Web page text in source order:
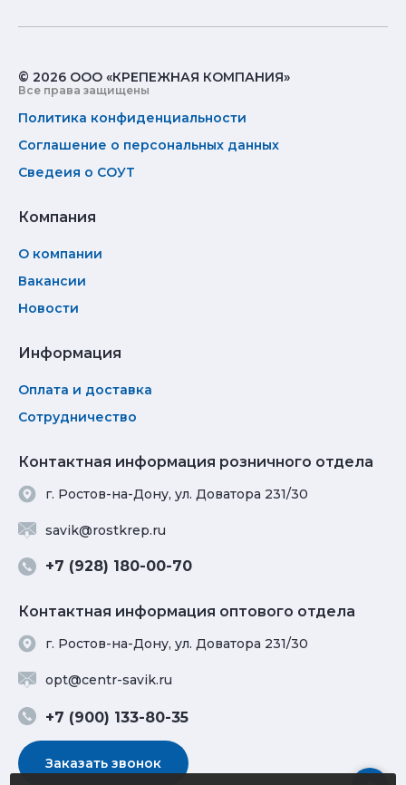
© 2026 ООО «КРЕПЕЖНАЯ КОМПАНИЯ»
Все права защищены
Политика конфиденциальности
Соглашение о персональных данных
Сведеия о СОУТ
Компания
О компании
Вакансии
Новости
Информация
Оплата и доставка
Сотрудничество
Контактная информация розничного отдела
г. Ростов-на-Дону, ул. Доватора 231/30
savik@rostkrep.ru
+7 (928) 180-00-70
Контактная информация оптового отдела
г. Ростов-на-Дону, ул. Доватора 231/30
opt@centr-savik.ru
+7 (900) 133-80-35
Заказать звонок